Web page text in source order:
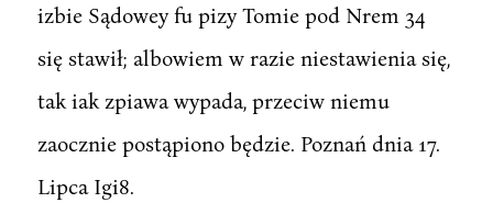
izbie Sądowey fu pizy Tomie pod Nrem 34
się stawił; albowiem w razie niestawienia się,
tak iak zpiawa wypada, przeciw niemu
zaocznie postąpiono będzie. Poznań dnia 17.
Lipca Igi8.